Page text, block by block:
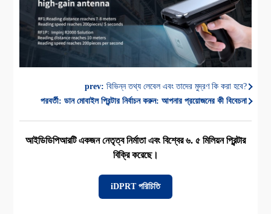
prev: বিভিন্ন তথ্য লেবেল এবং তাদের মুদ্রণ কি করা হবে?
পরবর্তী: ডান মোবাইল প্রিন্টার নির্বাচন করুন: আপনার প্রয়োজনের কী বিবেচনা
আইডিডিপিআরটি একজন নেতৃত্ব নির্মাতা এবং বিশ্বের ৬. ৫ মিলিয়ন প্রিন্টার
বিক্রি করেছে।
iDPRT পরিচিতি